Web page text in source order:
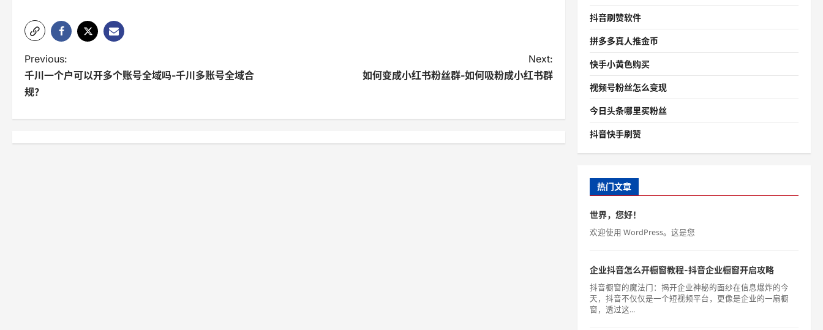
P
o
n
Previous:
千川一个户可以开多个账号全域吗-千川多账号全域合
规？
Next:
如何变成小红书粉丝群-如何吸粉成小红书群
抖音刷赞软件
拼多多真人推金币
快手小黄色购买
视频号粉丝怎么变现
今日头条哪里买粉丝
抖音快手刷赞
热门文章
世界，您好！
欢迎使用 WordPress。这是您
企业抖音怎么开橱窗教程-抖音企业橱窗开启攻略
抖音橱窗的魔法门：揭开企业神秘的面纱在信息爆炸的今
天，抖音不仅仅是一个短视频平台，更像是企业的一扇橱
窗，透过这...